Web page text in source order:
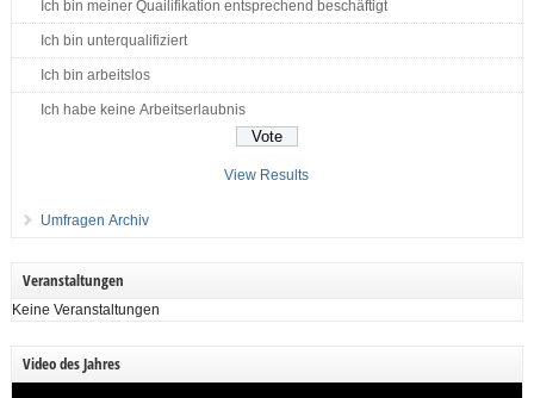
Ich bin meiner Quailifikation entsprechend beschäftigt
Ich bin unterqualifiziert
Ich bin arbeitslos
Ich habe keine Arbeitserlaubnis
View Results
Umfragen Archiv
Veranstaltungen
Keine Veranstaltungen
Video des Jahres